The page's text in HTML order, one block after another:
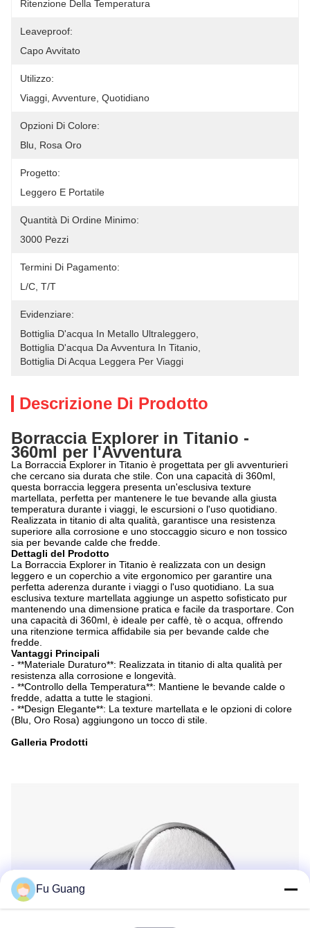
Ritenzione Della Temperatura
Leaveproof:
Capo Avvitato
Utilizzo:
Viaggi, Avventure, Quotidiano
Opzioni Di Colore:
Blu, Rosa Oro
Progetto:
Leggero E Portatile
Quantità Di Ordine Minimo:
3000 Pezzi
Termini Di Pagamento:
L/c, T/t
Evidenziare:
Bottiglia D'acqua In Metallo Ultraleggero
Bottiglia D'acqua Da Avventura In Titanio
Bottiglia Di Acqua Leggera Per Viaggi
Descrizione Di Prodotto
Borraccia Explorer in Titanio -
360ml per l'Avventura
La Borraccia Explorer in Titanio è progettata per gli avventurieri
che cercano sia durata che stile. Con una capacità di 360ml,
questa borraccia leggera presenta un'esclusiva texture
martellata, perfetta per mantenere le tue bevande alla giusta
temperatura durante i viaggi, le escursioni o l'uso quotidiano.
Realizzata in titanio di alta qualità, garantisce una resistenza
superiore alla corrosione e uno stoccaggio sicuro e non tossico
sia per bevande calde che fredde.
Dettagli del Prodotto
La Borraccia Explorer in Titanio è realizzata con un design
leggero e un coperchio a vite ergonomico per garantire una
perfetta aderenza durante i viaggi o l'uso quotidiano. La sua
esclusiva texture martellata aggiunge un aspetto sofisticato pur
mantenendo una dimensione pratica e facile da trasportare. Con
una capacità di 360ml, è ideale per caffè, tè o acqua, offrendo
una ritenzione termica affidabile sia per bevande calde che
fredde.
Vantaggi Principali
- **Materiale Duraturo**: Realizzata in titanio di alta qualità per
resistenza alla corrosione e longevità.
- **Controllo della Temperatura**: Mantiene le bevande calde o
fredde, adatta a tutte le stagioni.
- **Design Elegante**: La texture martellata e le opzioni di colore
(Blu, Oro Rosa) aggiungono un tocco di stile.
Galleria Prodotti
Fu Guang